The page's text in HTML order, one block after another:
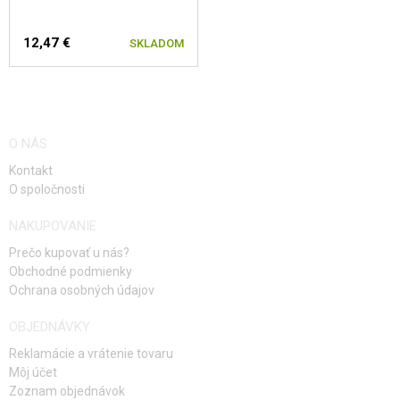
12,47 € SKLADOM
O NÁS
Kontakt
O spoločnosti
NAKUPOVANIE
Prečo kupovať u nás?
Obchodné podmienky
Ochrana osobných údajov
OBJEDNÁVKY
Reklamácie a vrátenie tovaru
Môj účet
Zoznam objednávok